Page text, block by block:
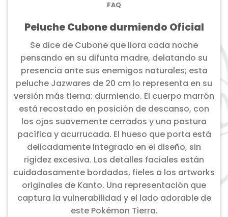
FAQ
Peluche Cubone durmiendo Oficial
Se dice de Cubone que llora cada noche
pensando en su difunta madre, delatando su
presencia ante sus enemigos naturales; esta
peluche Jazwares de 20 cm lo representa en su
versión más tierna: durmiendo. El cuerpo marrón
está recostado en posición de descanso, con
los ojos suavemente cerrados y una postura
pacífica y acurrucada. El hueso que porta está
delicadamente integrado en el diseño, sin
rigidez excesiva. Los detalles faciales están
cuidadosamente bordados, fieles a los artworks
originales de Kanto. Una representación que
captura la vulnerabilidad y el lado adorable de
este Pokémon Tierra.